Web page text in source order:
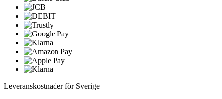
Leveranskostnader för Sverige